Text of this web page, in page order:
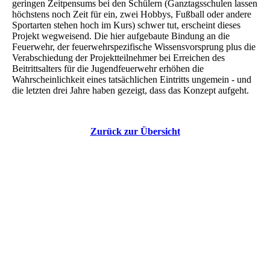
geringen Zeitpensums bei den Schülern (Ganztagsschulen lassen
höchstens noch Zeit für ein, zwei Hobbys, Fußball oder andere
Sportarten stehen hoch im Kurs) schwer tut, erscheint dieses
Projekt wegweisend. Die hier aufgebaute Bindung an die
Feuerwehr, der feuerwehrspezifische Wissensvorsprung plus die
Verabschiedung der Projektteilnehmer bei Erreichen des
Beitrittsalters für die Jugendfeuerwehr erhöhen die
Wahrscheinlichkeit eines tatsächlichen Eintritts ungemein - und
die letzten drei Jahre haben gezeigt, dass das Konzept aufgeht.
Zurück zur Übersicht